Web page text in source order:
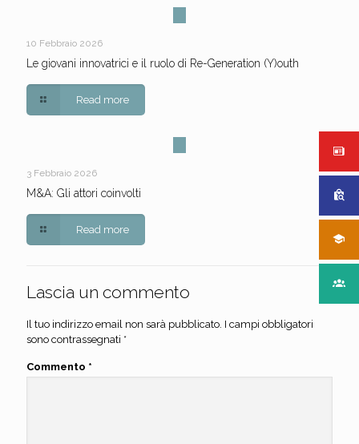
10 Febbraio 2026
Le giovani innovatrici e il ruolo di Re-Generation (Y)outh
Read more
3 Febbraio 2026
M&A: Gli attori coinvolti
Read more
Lascia un commento
Il tuo indirizzo email non sarà pubblicato. I campi obbligatori
sono contrassegnati *
Commento *